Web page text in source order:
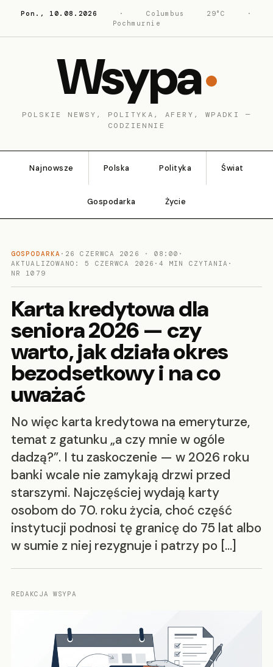
Pon., 10.08.2026 · Columbus 29°C
·
Pochmurnie
Wsypa
POLSKIE NEWSY, POLITYKA, AFERY, WPADKI —
CODZIENNIE
Najnowsze Polska Polityka Świat
Gospodarka Życie
GOSPODARKA · 26 CZERWCA 2026 · 08:00 ·
AKTUALIZOWANO: 5 CZERWCA 2026 ·4 MIN CZYTANIA ·
NR 1079
Karta kredytowa dla
seniora 2026 — czy
warto, jak działa okres
bezodsetkowy i na co
uważać
No więc karta kredytowa na emeryturze,
temat z gatunku „a czy mnie w ogóle
dadzą?”. I tu zaskoczenie — w 2026 roku
banki wcale nie zamykają drzwi przed
starszymi. Najczęściej wydają karty
osobom do 70. roku życia, choć część
instytucji podnosi tę granicę do 75 lat albo
w sumie z niej rezygnuje i patrzy po […]
REDAKCJA WSYPA